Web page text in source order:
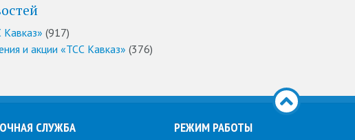
(917)
и акции «ТСС Кавказ» (376)
СЛУЖБА
РЕЖИМ РАБОТЫ